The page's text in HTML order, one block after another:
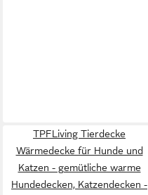
TPFLiving Tierdecke
Wärmedecke für Hunde und
Katzen - gemütliche warme
Hundedecken, Katzendecken -